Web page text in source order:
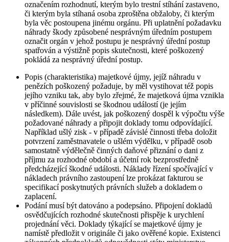
označením rozhodnutí, kterým bylo trestní stíhání zastaveno,
či kterým byla stíhaná osoba zproštěna obžaloby, či kterým
byla věc postoupena jinému orgánu. Při uplatnění požadavku
náhrady škody způsobené nesprávným úředním postupem
označit orgán v jehož postupu je nesprávný úřední postup
spatřován a výstižně popis skutečnosti, které poškozený
pokládá za nesprávný úřední postup.
Popis (charakteristika) majetkové újmy, jejíž náhradu v
penězích poškozený požaduje, by měl vystihovat též popis
jejího vzniku tak, aby bylo zřejmé, že majetková újma vznikla
v příčinné souvislosti se škodnou událostí (je jejím
následkem). Dále uvést, jak poškozený dospěl k výpočtu výše
požadované náhrady a připojit doklady tomu odpovídající.
Například ušlý zisk - v případě závislé činnosti třeba doložit
potvrzení zaměstnavatele o ušlém výdělku, v případě osob
samostatně výdělečně činných daňové přiznání o dani z
příjmu za rozhodné období a účetní rok bezprostředně
předcházející škodné události. Náklady řízení spočívající v
nákladech právního zastoupení lze prokázat fakturou se
specifikací poskytnutých právních služeb a dokladem o
zaplacení.
Podání musí být datováno a podepsáno. Připojení dokladů
osvědčujících rozhodné skutečnosti přispěje k urychlení
projednání věci. Doklady týkající se majetkové újmy je
namístě předložit v originále či jako ověřené kopie. Existenci